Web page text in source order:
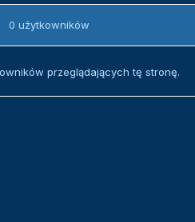
0 użytkowników
przeglądających tę stronę.